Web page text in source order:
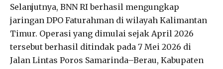
Selanjutnya, BNN RI berhasil mengungkap
jaringan DPO Faturahman di wilayah Kalimantan
Timur. Operasi yang dimulai sejak April 2026
tersebut berhasil ditindak pada 7 Mei 2026 di
Jalan Lintas Poros Samarinda–Berau, Kabupaten